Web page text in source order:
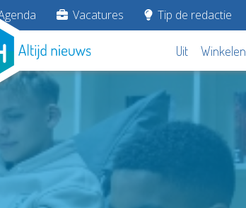
Vacatures Tip de redactie
Uit Winkelen